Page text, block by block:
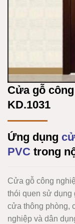
Cửa gỗ
KD.1031
Ứng dụng
PVC trong
Cửa gỗ công
thói quen sử
cửa thông phòng,
nghiệp và dân